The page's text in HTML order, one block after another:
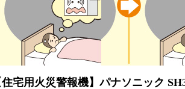
住宅用火災警報機】パナソニック